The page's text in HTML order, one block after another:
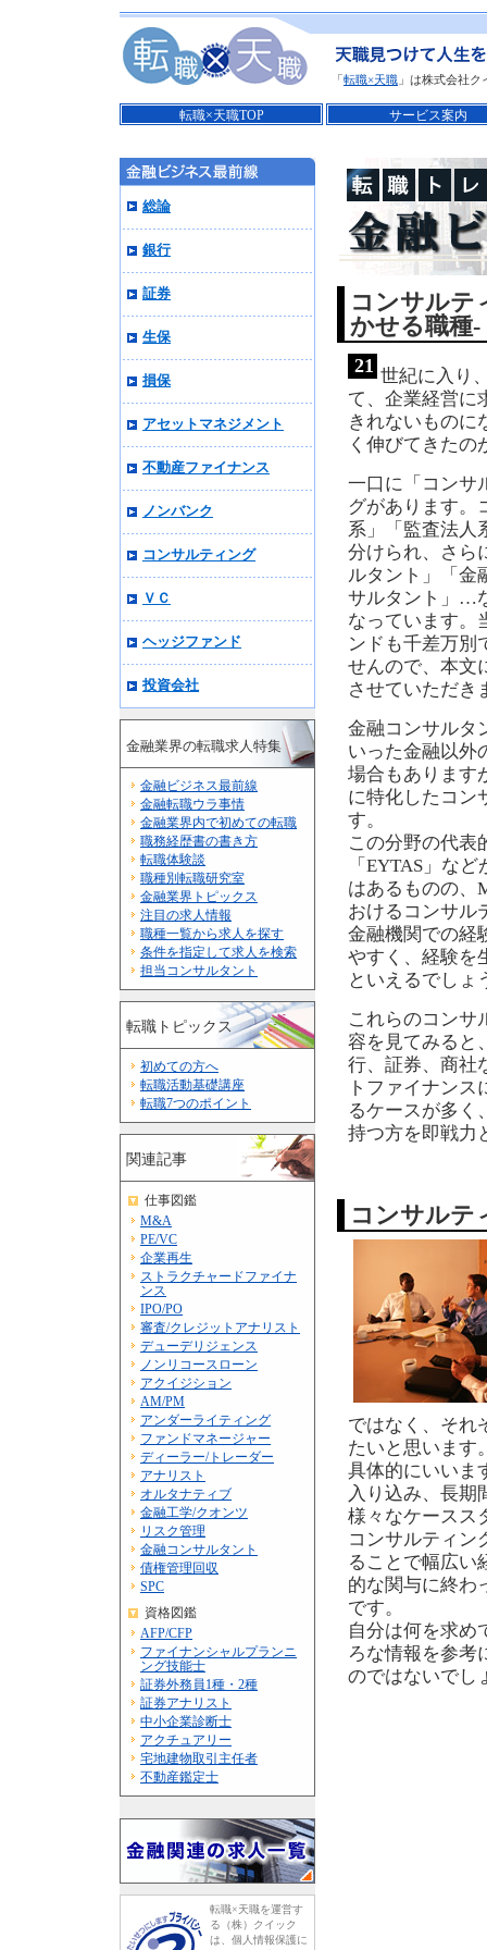
「転職×天職 」は株式会社
転職×天職TOP サービス案内
コンサルテ
かせる職種-
21 世紀に入り
て、企業経営に
きれないものに
く伸びてきたの
一口に「コンサ
グがあります。
系」「監査法人
分けられ、さら
ルタント」「金
サルタント」…
なっています。
ンドも千差万別
せんので、本文
させていただき
金融コンサルタ
いった金融以外
場合もあります
に特化したコン
す。
この分野の代表
「EYTAS」な
はあるものの、
おけるコンサル
金融機関での経
やすく、経験を
といえるでしょ
これらのコンサ
容を見てみると
行、証券、商社
トファイナン
るケースが多く
持つ方を即戦力
コンサル
ではなく、それ
たいと思います
具体的にいいま
入り込み、長期
様々なケースス
コンサルティン
ることで幅広い
的な関与に終わ
です。
自分は何を求め
ろな情報を参考
のではないでし
総論
銀行
証券
生保
損保
アセットマネジメント
不動産ファイナンス
ノンバンク
コンサルティング
ＶＣ
ヘッジファンド
投資会社
金融業界の転職求人特集
金融ビジネス最前線
金融転職ウラ事情
金融業界内で初めての転職
職務経歴書の書き方
転職体験談
職種別転職研究室
金融業界トピックス
注目の求人情報
職種一覧から求人を探す
条件を指定して求人を検索
担当コンサルタント
転職トピックス
初めての方へ
転職活動基礎講座
転職7つのポイント
関連記事
仕事図鑑
M&A
PE/VC
企業再生
ストラクチャードファイナ
ンス
IPO/PO
審査/クレジットアナリスト
デューデリジェンス
ノンリコースローン
アクイジション
AM/PM
アンダーライティング
ファンドマネージャー
ディーラー/トレーダー
アナリスト
オルタナティブ
金融工学/クオンツ
リスク管理
金融コンサルタント
債権管理回収
SPC
資格図鑑
AFP/CFP
ファイナンシャルプランニ
ング技能士
証券外務員1種・2種
証券アナリスト
中小企業診断士
アクチュアリー
宅地建物取引主任者
不動産鑑定士
転職×天職を運営す
る（株）クイック
は、個人情報保護に